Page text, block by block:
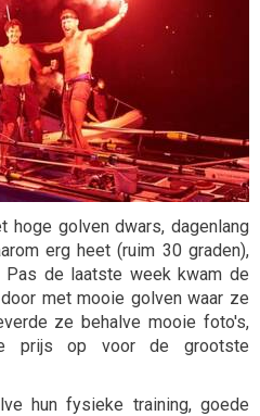
hoge golven dwars, dagenlang
erg heet (ruim 30 graden),
de laatste week kwam de
met mooie golven waar ze
ze behalve mooie foto's,
prijs op voor de grootste
hun fysieke training, goede